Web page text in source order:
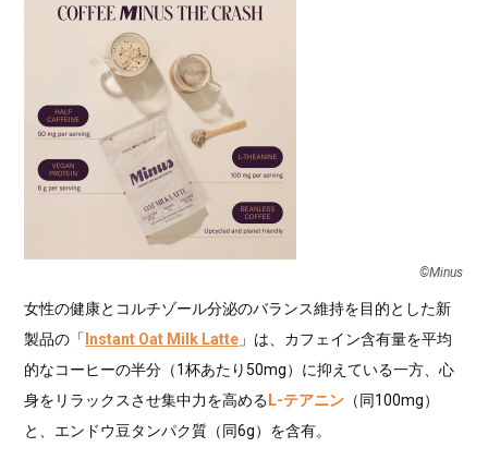
©︎Minus
女性の健康とコルチゾール分泌のバランス維持を目的とした新
製品の「 Instant Oat Milk Latte 」は、カフェイン含有量を平均
的なコーヒーの半分（1杯あたり50mg）に抑えている一方、心
身をリラックスさせ集中力を高める L-テアニン （同100mg）
と、エンドウ豆タンパク質（同6g）を含有。